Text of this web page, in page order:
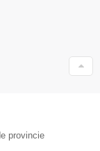
provincie